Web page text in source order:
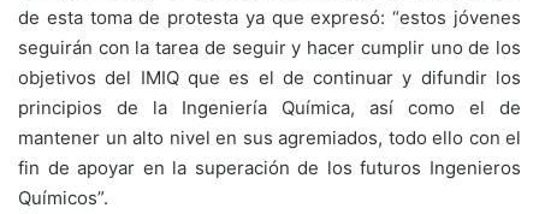
de esta toma de protesta ya que expresó: “estos jóvenes
seguirán con la tarea de seguir y hacer cumplir uno de los
objetivos del IMIQ que es el de continuar y difundir los
principios de la Ingeniería Química, así como el de
mantener un alto nivel en sus agremiados, todo ello con el
fin de apoyar en la superación de los futuros Ingenieros
Químicos”.